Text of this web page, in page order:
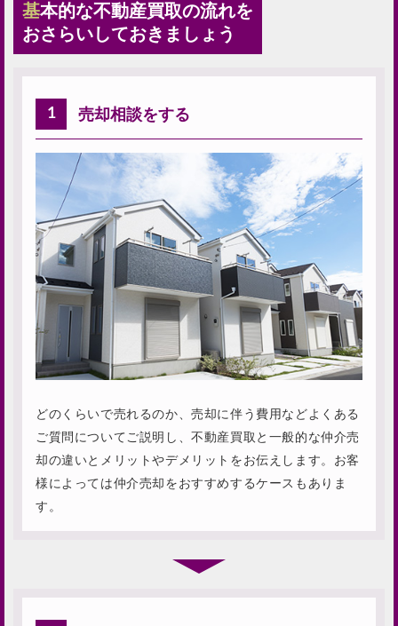
基本的な不動産買取の流れを
おさらいしておきましょう
1 売却相談をする
どのくらいで売れるのか、売却に伴う費用などよくある
ご質問についてご説明し、不動産買取と一般的な仲介売
却の違いとメリットやデメリットをお伝えします。お客
様によっては仲介売却をおすすめするケースもありま
す。